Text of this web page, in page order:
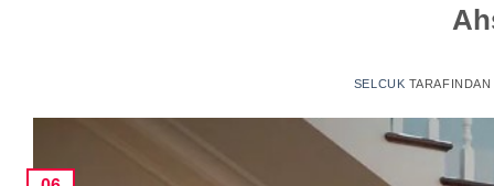
SELCUK TARAFINDAN